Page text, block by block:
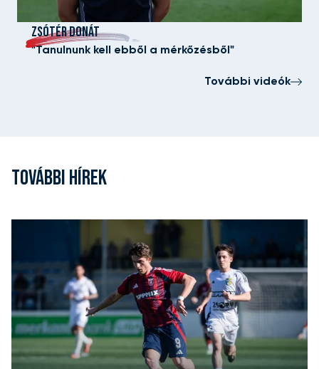
ZSÓTÉR DONÁT
"Tanulnunk kell ebből a mérkőzésből"
További videók
TOVÁBBI HÍREK